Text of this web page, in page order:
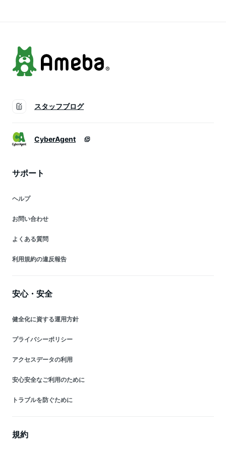
スタッフブログ
CyberAgent
サポート
ヘルプ
お問い合わせ
よくある質問
利用規約の違反報告
安心・安全
健全化に資する運用方針
プライバシーポリシー
アクセスデータの利用
安心安全なご利用のために
トラブルを防ぐために
規約